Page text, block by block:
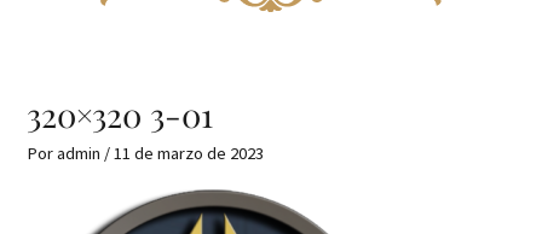
320×320 3-01
Poradmin /11 de marzo de 2023